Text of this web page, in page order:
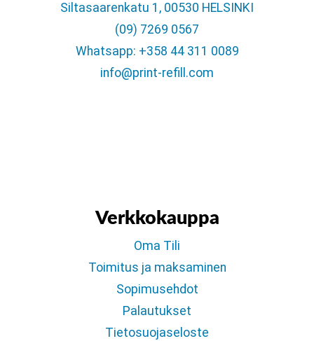
Siltasaarenkatu 1, 00530 HELSINKI
(09) 7269 0567
Whatsapp: +358 44 311 0089
info@print-refill.com
Verkkokauppa
Oma Tili
Toimitus ja maksaminen
Sopimusehdot
Palautukset
Tietosuojaseloste